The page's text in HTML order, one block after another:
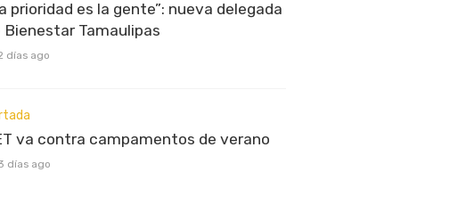
prioridad es la gente”: nueva delegada
Bienestar Tamaulipas
días ago
va contra campamentos de verano
días ago